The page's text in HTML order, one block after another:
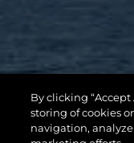
By clicking “Accept
storing of cookies
navigation,